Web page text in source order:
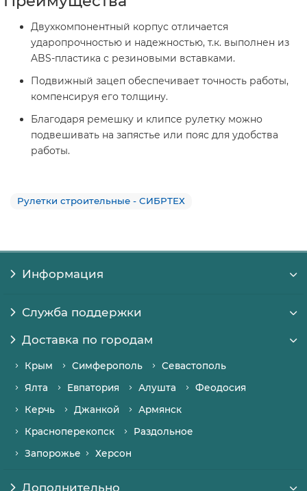
Двухкомпонентный корпус отличается
ударопрочностью и надежностью, т.к. выполнен из
ABS-пластика с резиновыми вставками.
Подвижный зацеп обеспечивает точность работы,
компенсируя его толщину.
Благодаря ремешку и клипсе рулетку можно
подвешивать на запястье или пояс для удобства
работы.
Рулетки строительные - СИБРТЕХ
Информация
Служба поддержки
Доставка по городам
Крым Симферополь
Севастополь
Ялта
Евпатория Алушта
Феодосия
Керчь
Джанкой
Армянск
Красноперекопск
Раздольное
Запорожье
Херсон
Дополнительно